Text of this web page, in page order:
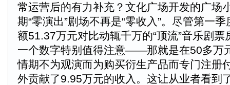
常运营后的有力补充？文化广场开发的广场
期“零演出”剧场不再是“零收入”。尽管第一
额51.37万元对比动辄千万的“顶流”音乐剧
一个数字特别值得注意——那就是在50多万
情期不为观演而为购买衍生产品而专门注册
外贡献了9.95万元的收入。这让从业者看到